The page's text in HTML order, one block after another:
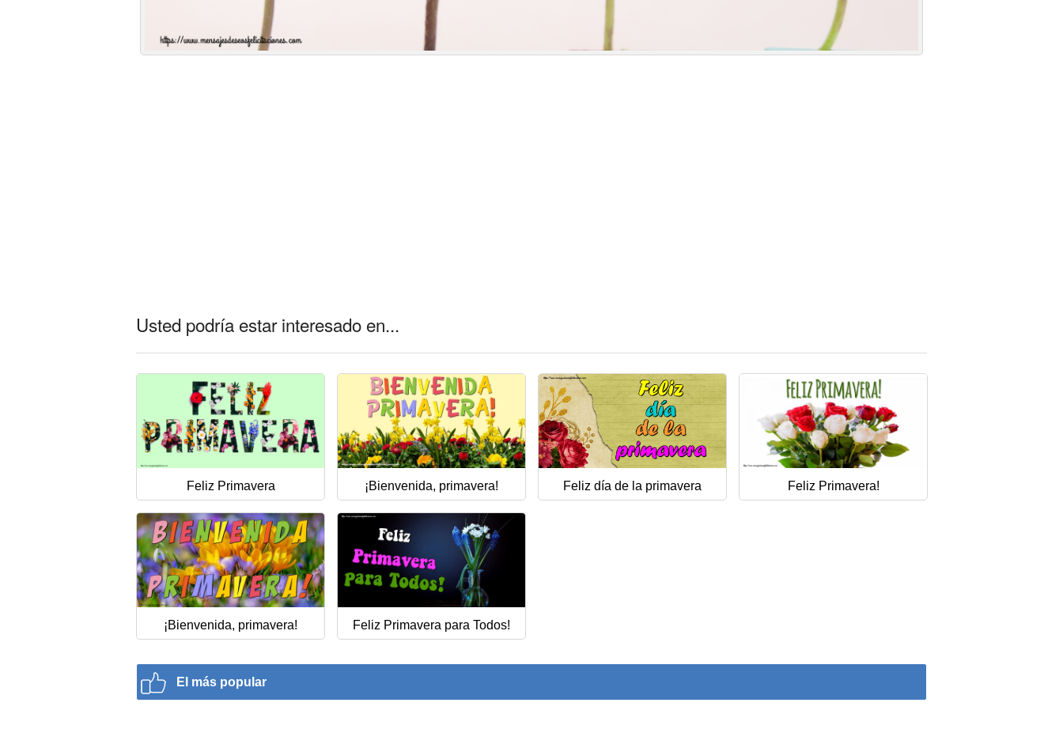
Usted podría estar interesado en...
Feliz Primavera ¡Bienvenida, primavera! Feliz día de la primavera Feliz Primavera!
¡Bienvenida, primavera! Feliz Primavera para Todos!
El más popular